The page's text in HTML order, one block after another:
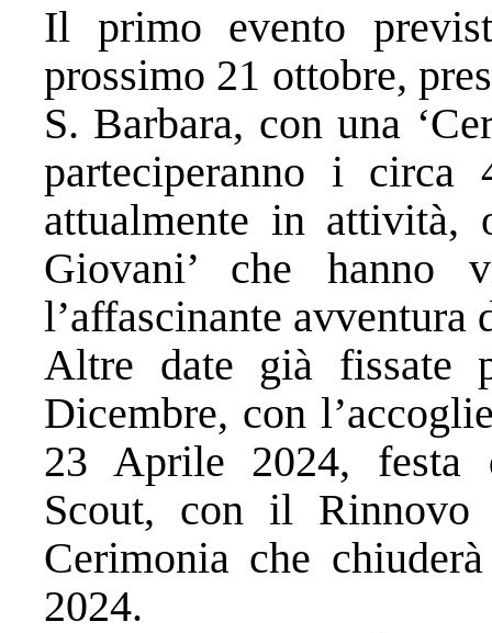
Il primo evento
prossimo 21 ottobre,
S. Barbara, con una
parteciperanno i
attualmente in attività,
Giovani’ che hanno
l’affascinante avventura
Altre date già fissate
Dicembre, con
23 Aprile 2024, festa
Scout, con il Rinnovo
Cerimonia che
2024.